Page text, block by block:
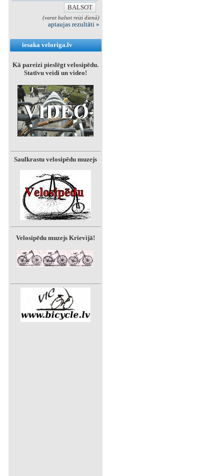
(varat balsot reizi dienā)
aptaujas rezultāti »
iesaka veloriga.lv
Kā pareizi pieslēgt velosipēdu.
Statīvu veidi un video!
Saulkrastu velosipēdu muzejs
Velosipēdu muzejs Krievijā!